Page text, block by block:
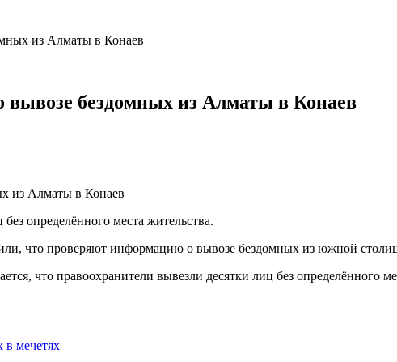
из Алматы в Конаев
бездомных из Алматы в Конаев
определённого места жительства.
что проверяют информацию о вывозе бездомных из южной
что правоохранители вывезли десятки лиц без
мечетях